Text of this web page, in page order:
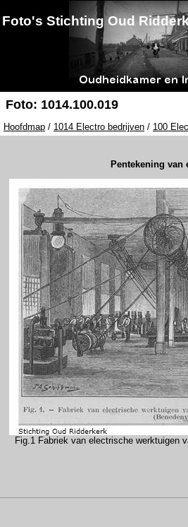
Foto's Stichting Oud
Foto: 1014.100.019
Hoofdmap / 1014 Electro bedrijven / 100
Pentekening van
Fig.1 Fabriek van electrische werktuigen